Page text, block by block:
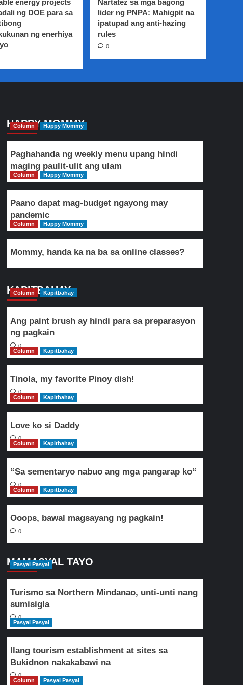
energy projects
ng DOE para sa
ng enerhiya
Nartatez sa mga bagong
lider ng PNPA: Mahigpit na
ipatupad ang anti-hazing
rules
0
HAPPY MOMMY
Column Happy Mommy
Paghahanda ng weekly menu upang hindi
maging paulit-ulit ang ulam
Column Happy Mommy
Paano dapat mag-budget ngayong may
pandemic
Column Happy Mommy
Mommy, handa ka na ba sa online classes?
KAPITBAHAY
Column Kapitbahay
Ang paint brush ay hindi para sa preparasyon
ng pagkain
0
Column
Kapitbahay
Tinola, my favorite Pinoy dish!
0
Column
Kapitbahay
Love ko si Daddy
0
Column
Kapitbahay
“Sa sementaryo nabuo ang mga pangarap ko“
0
Column
Kapitbahay
Ooops, bawal magsayang ng pagkain!
0
MAMASYAL TAYO
Pasyal Pasyal
Turismo sa Northern Mindanao, unti-unti nang
sumisigla
0
Pasyal Pasyal
Ilang tourism establishment at sites sa
Bukidnon nakakabawi na
0
Column
Pasyal Pasyal